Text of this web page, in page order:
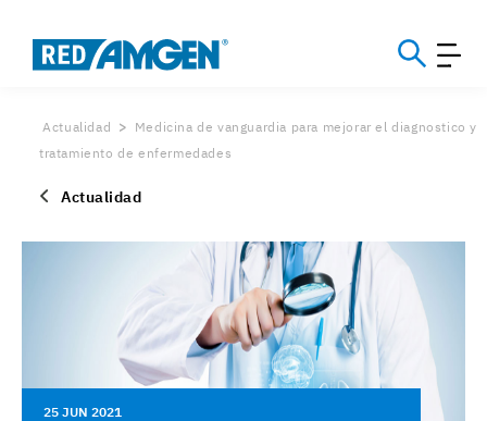
Actualidad
Medicina de vanguardia para mejorar el diagnostico y
tratamiento de enfermedades
Actualidad
25 JUN 2021